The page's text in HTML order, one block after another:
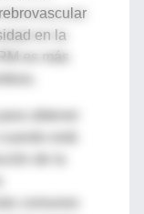
en la
es más
está
comunes